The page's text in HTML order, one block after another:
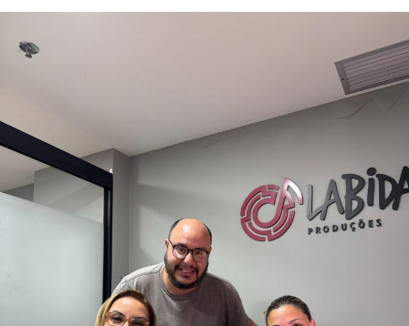
A primeira edição contará com a participação especial
do cantor Felipe Leonachos e do Pastor Paulo Sérgio, da
Igreja Metodista Renovada do setor Parque Ribeirão, em
Ribeirão Preto/SP. O episódio promete emocionar o
público com um testemunho impactante, louvores e
uma mensagem poderosa baseada no livro de Jairo da
bíblia sagrada.